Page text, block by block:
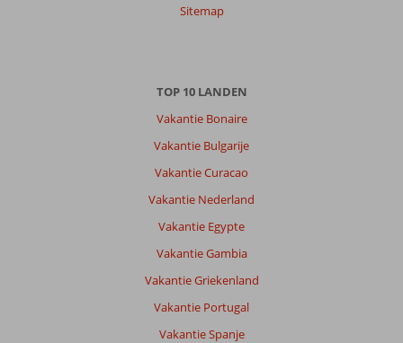
Sitemap
TOP 10 LANDEN
Vakantie Bonaire
Vakantie Bulgarije
Vakantie Curacao
Vakantie Nederland
Vakantie Egypte
Vakantie Gambia
Vakantie Griekenland
Vakantie Portugal
Vakantie Spanje